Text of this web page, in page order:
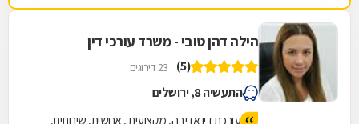
הילה דהן טובי - משרד עורכי דין
(5) 23 דירוגים
התעשיה 8, ירושלים
עורכת דין אדיבה, מקצועית , אנושית, שירותית,